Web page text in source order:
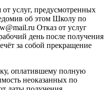
от услуг, предусмотренных
об этом Школу по
Отказ от услуг
день после получения
за собой прекращение
оплатившему полную
неоказанных по